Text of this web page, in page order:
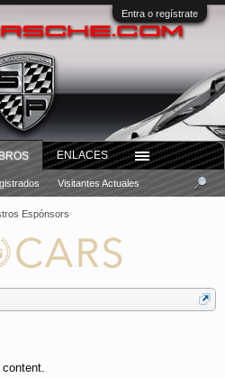
Entra o regístrate
Espónsors
Visitantes Actuales
ENLACES